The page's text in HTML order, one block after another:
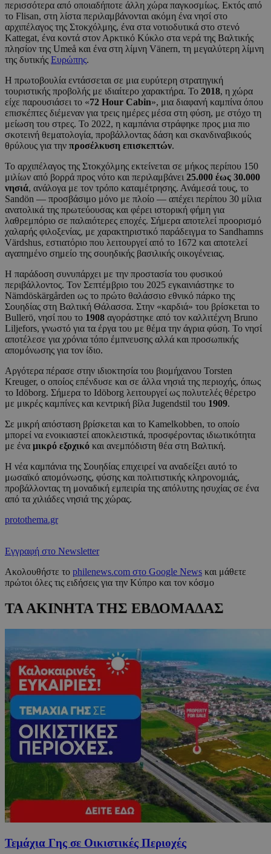
περισσότερα από οποιαδήποτε άλλη χώρα παγκοσμίως. Εκτός από
το Flisan, στη λίστα περιλαμβάνονται ακόμη ένα νησί στο
αρχιπέλαγος της Στοκχόλμης, ένα στα νοτιοδυτικά στο στενό
Kattegat, ένα κοντά στον Αρκτικό Κύκλο στα νερά της Βαλτικής
πλησίον της Umeå και ένα στη λίμνη Vänern, τη μεγαλύτερη λίμνη
της δυτικής Ευρώπης.
Η πρωτοβουλία εντάσσεται σε μια ευρύτερη στρατηγική
τουριστικής προβολής με ιδιαίτερο χαρακτήρα. Το 2018, η χώρα
είχε παρουσιάσει το «72 Hour Cabin», μια διαφανή καμπίνα όπου
επισκέπτες διέμεναν για τρεις ημέρες μέσα στη φύση, με στόχο τη
μείωση του στρες. Το 2022, η καμπάνια στράφηκε προς μια πιο
σκοτεινή θεματολογία, προβάλλοντας δάση και σκανδιναβικούς
θρύλους για την προσέλκυση επισκεπτών.
Το αρχιπέλαγος της Στοκχόλμης εκτείνεται σε μήκος περίπου 150
μιλίων από βορρά προς νότο και περιλαμβάνει 25.000 έως 30.000
νησιά, ανάλογα με τον τρόπο καταμέτρησης. Ανάμεσά τους, το
Sandön — προσβάσιμο μόνο με πλοίο — απέχει περίπου 30 μίλια
ανατολικά της πρωτεύουσας και φέρει ιστορική φήμη για
λαθρεμπόριο σε παλαιότερες εποχές. Σήμερα αποτελεί προορισμό
χαλαρής φιλοξενίας, με χαρακτηριστικό παράδειγμα το Sandhamns
Värdshus, εστιατόριο που λειτουργεί από το 1672 και αποτελεί
αγαπημένο σημείο της σουηδικής βασιλικής οικογένειας.
Η παράδοση συνυπάρχει με την προστασία του φυσικού
περιβάλλοντος. Τον Σεπτέμβριο του 2025 εγκαινιάστηκε το
Nämdöskärgården ως το πρώτο θαλάσσιο εθνικό πάρκο της
Σουηδίας στη Βαλτική Θάλασσα. Στην «καρδιά» του βρίσκεται το
Bullerö, νησί που το 1908 αγοράστηκε από τον καλλιτέχνη Bruno
Liljefors, γνωστό για τα έργα του με θέμα την άγρια φύση. Το νησί
αποτέλεσε για χρόνια τόπο έμπνευσης αλλά και προσωπικής
απομόνωσης για τον ίδιο.
Αργότερα πέρασε στην ιδιοκτησία του βιομήχανου Torsten
Kreuger, ο οποίος επένδυσε και σε άλλα νησιά της περιοχής, όπως
το Idöborg. Σήμερα το Idöborg λειτουργεί ως πολυτελές θέρετρο
με μικρές καμπίνες και κεντρική βίλα Jugendstil του 1909.
Σε μικρή απόσταση βρίσκεται και το Kamelkobben, το οποίο
μπορεί να ενοικιαστεί αποκλειστικά, προσφέροντας ιδιωτικότητα
με ένα μικρό εξοχικό και ανεμπόδιστη θέα στη Βαλτική.
Η νέα καμπάνια της Σουηδίας επιχειρεί να αναδείξει αυτό το
μωσαϊκό απομόνωσης, φύσης και πολιτιστικής κληρονομιάς,
προβάλλοντας τη μοναδική εμπειρία της απόλυτης ησυχίας σε ένα
από τα χιλιάδες νησιά της χώρας.
protothema.gr
Εγγραφή στο Newsletter
Ακολουθήστε το philenews.com στο Google News και μάθετε
πρώτοι όλες τις ειδήσεις για την Κύπρο και τον κόσμο
ΤΑ ΑΚΙΝΗΤΑ ΤΗΣ ΕΒΔΟΜΑΔΑΣ
Τεμάχια Γης σε Οικιστικές Περιοχές